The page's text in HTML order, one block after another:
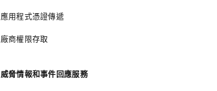
應用程式憑證傳遞
廠商權限存取
威脅情報和事件回應服務